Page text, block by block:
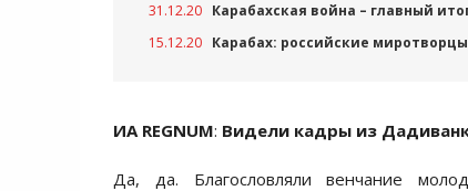
31.12.20 Карабахская война – главный
15.12.20 Карабах: российские
ИА REGNUM: Видели кадры из
Да, да. Благословляли венчание